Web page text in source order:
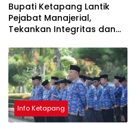
Bupati Ketapang Lantik
Pejabat Manajerial,
Tekankan Integritas dan
Info Ketapang